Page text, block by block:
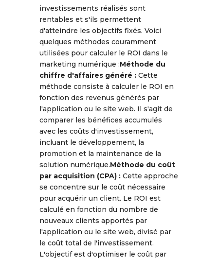
investissements réalisés sont
rentables et s'ils permettent
d'atteindre les objectifs fixés. Voici
quelques méthodes couramment
utilisées pour calculer le ROI dans le
marketing numérique :Méthode du
chiffre d'affaires généré :Cette
méthode consiste à calculer le ROI en
fonction des revenus générés par
l'application ou le site web. Il s'agit de
comparer les bénéfices accumulés
avec les coûts d'investissement,
incluant le développement, la
promotion et la maintenance de la
solution numérique.Méthode du coût
par acquisition (CPA) :Cette approche
se concentre sur le coût nécessaire
pour acquérir un client. Le ROI est
calculé en fonction du nombre de
nouveaux clients apportés par
l'application ou le site web, divisé par
le coût total de l'investissement.
L'objectif est d'optimiser le coût par